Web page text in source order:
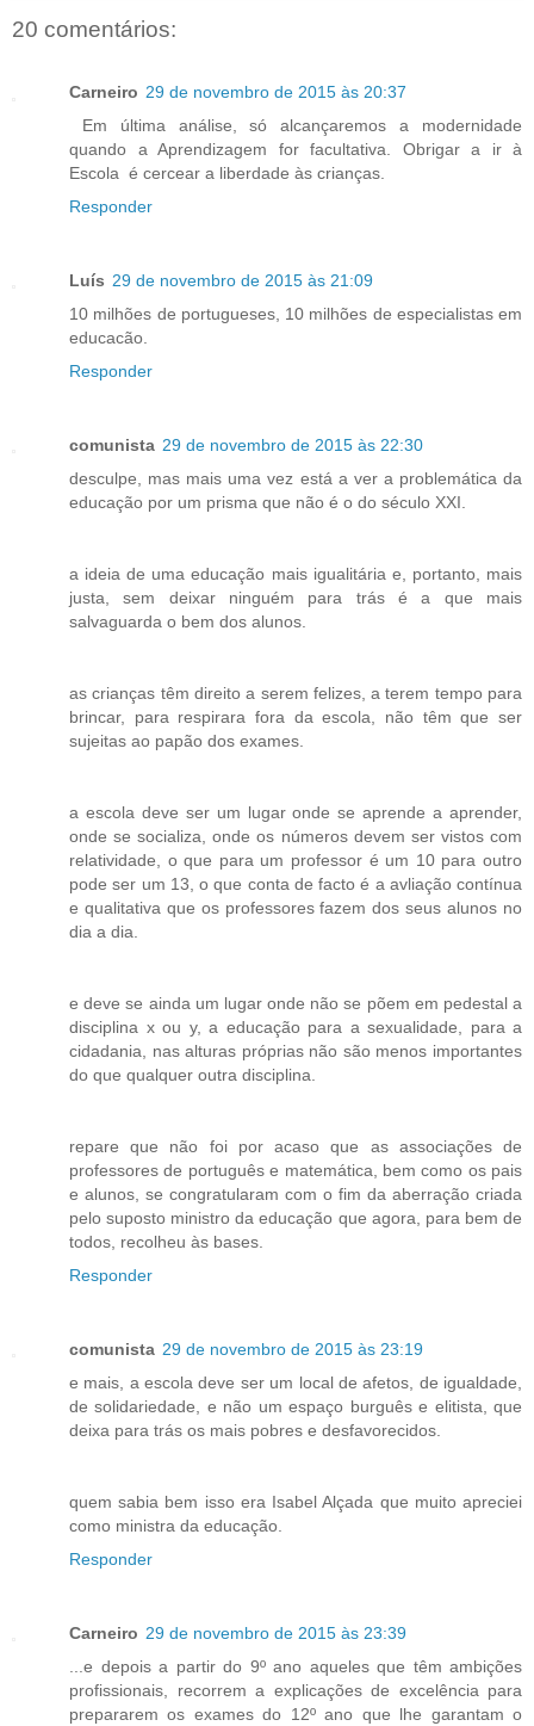
20 comentários:
Carneiro 29 de novembro de 2015 às 20:37
Em última análise, só alcançaremos a modernidade
quando a Aprendizagem for facultativa. Obrigar a ir à
Escola é cercear a liberdade às crianças.
Responder
Luís 29 de novembro de 2015 às 21:09
10 milhões de portugueses, 10 milhões de especialistas em
educacão.
Responder
comunista 29 de novembro de 2015 às 22:30
desculpe, mas mais uma vez está a ver a problemática da
educação por um prisma que não é o do século XXI.
a ideia de uma educação mais igualitária e, portanto, mais
justa, sem deixar ninguém para trás é a que mais
salvaguarda o bem dos alunos.
as crianças têm direito a serem felizes, a terem tempo para
brincar, para respirara fora da escola, não têm que ser
sujeitas ao papão dos exames.
a escola deve ser um lugar onde se aprende a aprender,
onde se socializa, onde os números devem ser vistos com
relatividade, o que para um professor é um 10 para outro
pode ser um 13, o que conta de facto é a avliação contínua
e qualitativa que os professores fazem dos seus alunos no
dia a dia.
e deve se ainda um lugar onde não se põem em pedestal a
disciplina x ou y, a educação para a sexualidade, para a
cidadania, nas alturas próprias não são menos importantes
do que qualquer outra disciplina.
repare que não foi por acaso que as associações de
professores de português e matemática, bem como os pais
e alunos, se congratularam com o fim da aberração criada
pelo suposto ministro da educação que agora, para bem de
todos, recolheu às bases.
Responder
comunista 29 de novembro de 2015 às 23:19
e mais, a escola deve ser um local de afetos, de igualdade,
de solidariedade, e não um espaço burguês e elitista, que
deixa para trás os mais pobres e desfavorecidos.
quem sabia bem isso era Isabel Alçada que muito apreciei
como ministra da educação.
Responder
Carneiro 29 de novembro de 2015 às 23:39
...e depois a partir do 9º ano aqueles que têm ambições
profissionais, recorrem a explicações de excelência para
prepararem os exames do 12º ano que lhe garantam o